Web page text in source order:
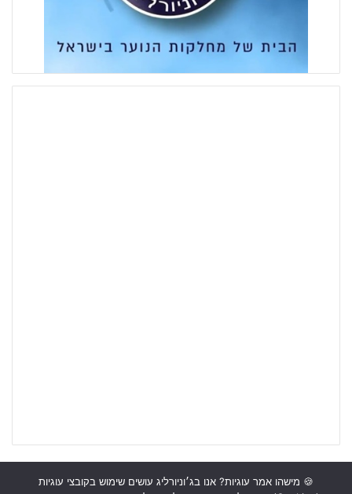
🍪 מישהו אמר עוגיות? אנו בג׳וניורליג עושים שימוש בקובצי עוגיות